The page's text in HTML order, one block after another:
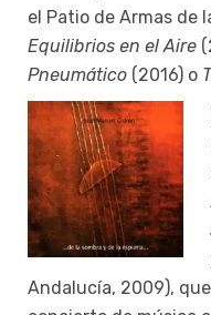
el Patio de Armas de
Equilibrios en el Aire
Pneumático (2016) o
Andalucía, 2009),